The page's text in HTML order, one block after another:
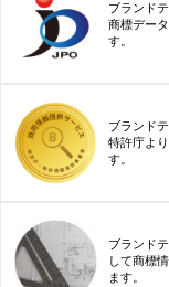
ブランド
商標デー
す。
ブランド
特許庁よ
す。
ブランド
して商標
ます。